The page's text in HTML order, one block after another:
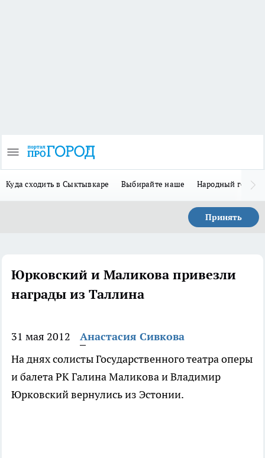
Куда сходить в Сыктывкаре Выбирайте наше Народный герой
Принять
Юрковский и Маликова привезли
награды из Таллина
31 мая 2012
Анастасия Сивкова
На днях солисты Государственного театра оперы
и балета РК Галина Маликова и Владимир
Юрковский вернулись из Эстонии.